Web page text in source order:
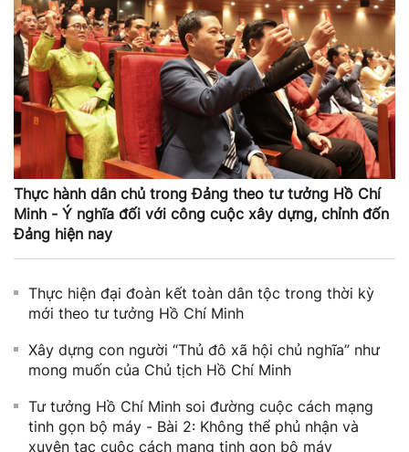
Thực hành dân chủ trong Đảng theo tư tưởng Hồ Chí
Minh - Ý nghĩa đối với công cuộc xây dựng, chỉnh đốn
Đảng hiện nay
Thực hiện đại đoàn kết toàn dân tộc trong thời kỳ
mới theo tư tưởng Hồ Chí Minh
Xây dựng con người “Thủ đô xã hội chủ nghĩa” như
mong muốn của Chủ tịch Hồ Chí Minh
Tư ​tưởng Hồ​ Chí Minh soi đường cuộc cách mạng
tinh gọn bộ máy - ​Bài 2: Không thể phủ nhận và
xuyên tạc​ cuộc cách mạng tinh gọn bộ máy